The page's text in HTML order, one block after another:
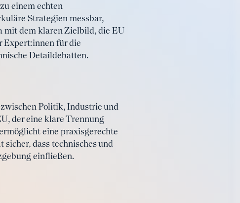
einem echten
Strategien messbar,
mit dem klaren Zielbild, die EU
Expert:innen für die
Detaildebatten.
Politik, Industrie und
der eine klare Trennung
eine praxisgerechte
dass technisches und
einfließen.